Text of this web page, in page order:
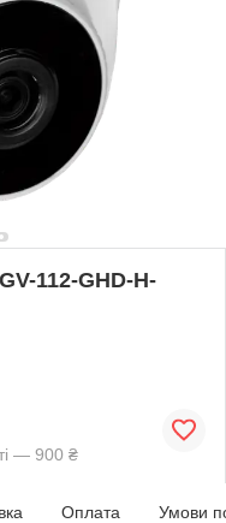
112-GHD-H-
— 900 ₴
Оплата Умови